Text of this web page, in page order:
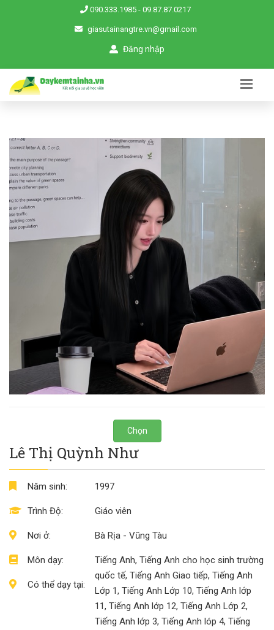
090.333.1985 - 09.87.87.0217
giasutainangtre.vn@gmail.com
Đăng nhập
Chọn
Lê Thị Quỳnh Như
Năm sinh:
Trình Độ:
Nơi ở:
Môn dạy:
Có thể dạy tại:
1997
Giáo viên
Bà Rịa - Vũng Tàu
Tiếng Anh, Tiếng Anh cho học sinh trường
quốc tế, Tiếng Anh Giao tiếp, Tiếng Anh
Lớp 1, Tiếng Anh Lớp 10, Tiếng Anh lớp
11, Tiếng Anh lớp 12, Tiếng Anh Lớp 2,
Tiếng Anh lớp 3, Tiếng Anh lóp 4, Tiếng